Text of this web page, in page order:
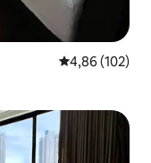
Gemiddelde
4,86 (102)